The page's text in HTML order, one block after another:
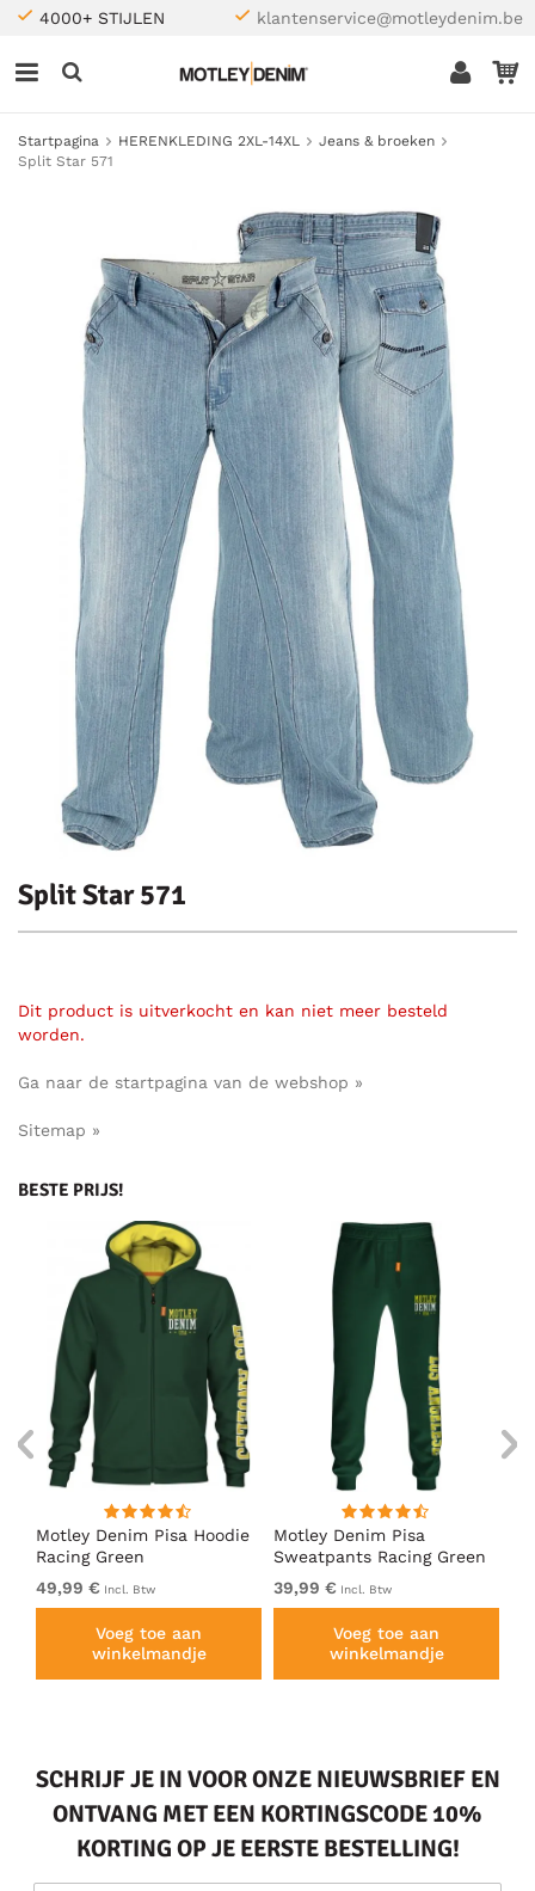
4000+ STIJLEN klantenservice@motleydenim.be
Startpagina HERENKLEDING 2XL-14XL
Jeans & broeken
Split Star 571
Split Star 571
Dit product is uitverkocht en kan niet meer besteld
worden.
Ga naar de startpagina van de webshop »
Sitemap »
BESTE PRIJS!
Motley Denim Pisa Hoodie
Racing Green
49,99 € Incl. Btw
Voeg toe aan
winkelmandje
Motley Denim Pisa
Sweatpants Racing Green
39,99 € Incl. Btw
Voeg toe aan
winkelmandje
SCHRIJF JE IN VOOR ONZE NIEUWSBRIEF EN
ONTVANG MET EEN KORTINGSCODE 10%
KORTING OP JE EERSTE BESTELLING!